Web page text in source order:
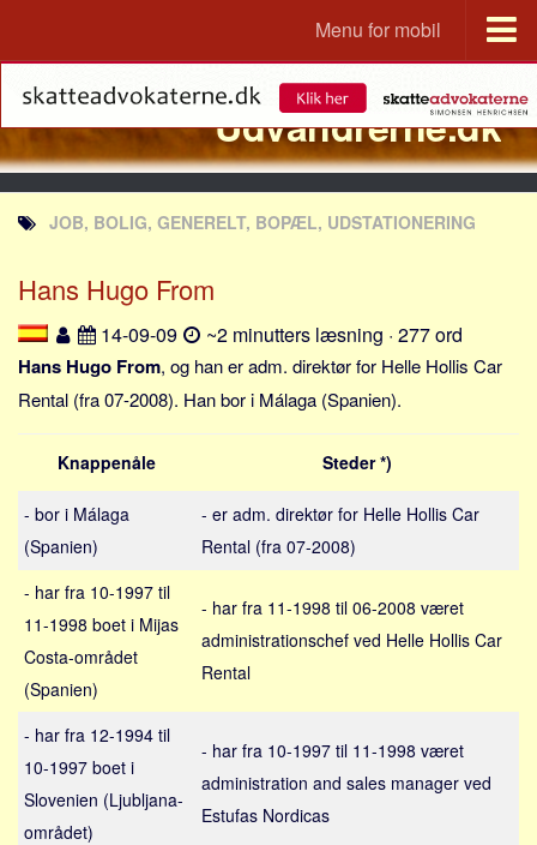
Menu for mobil
Portal
Udvandrerne.dk
Utvandrerne.no
Utvandrarna.se
Tyskland.dk
England.dk
JLKM.dk
Lande
Tyrkiet
Spanien
Frankrig
Sverige
Norge
Thailand
Italien
Grækenland
USA
Alle
Nøgleord
Udvandrerne.dk
JOB, BOLIG, GENERELT, BOPÆL, UDSTATIONERING
Hans Hugo From
14-09-09 ~2 minutters læsning · 277 ord
Hans Hugo From, og han er adm. direktør for Helle Hollis Car
Rental (fra 07-2008). Han bor i Málaga (Spanien).
Knappenåle Steder *)
- bor i Málaga
(Spanien)
- er adm. direktør for Helle Hollis Car
Rental (fra 07-2008)
- har fra 10-1997 til
11-1998 boet i Mijas
Costa-området
(Spanien)
- har fra 11-1998 til 06-2008 været
administrationschef ved Helle Hollis Car
Rental
- har fra 12-1994 til
10-1997 boet i
Slovenien (Ljubljana-
området)
- har fra 10-1997 til 11-1998 været
administration and sales manager ved
Estufas Nordicas